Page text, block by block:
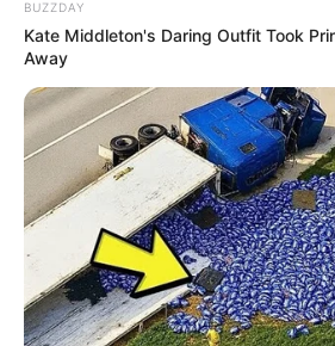
Imagens:
BUZZDAY
Kate Middleton's Daring Outfit Took
Away